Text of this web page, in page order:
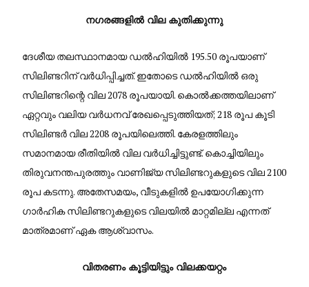
നഗരങ്ങളിൽ വില കുതിക്കുന്നു
ദേശീയ തലസ്ഥാനമായ ഡൽഹിയിൽ 195.50 രൂപയാണ്
സിലിണ്ടറിന് വർധിപ്പിച്ചത്. ഇതോടെ ഡൽഹിയിൽ ഒരു
സിലിണ്ടറിന്റെ വില 2078 രൂപയായി. കൊൽക്കത്തയിലാണ്
ഏറ്റവും വലിയ വർധനവ് രേഖപ്പെടുത്തിയത്; 218 രൂപ കൂടി
സിലിണ്ടർ വില 2208 രൂപയിലെത്തി. കേരളത്തിലും
സമാനമായ രീതിയിൽ വില വർധിച്ചിട്ടുണ്ട്. കൊച്ചിയിലും
തിരുവനന്തപുരത്തും വാണിജ്യ സിലിണ്ടറുകളുടെ വില 2100
രൂപ കടന്നു. അതേസമയം, വീടുകളിൽ ഉപയോഗിക്കുന്ന
ഗാർഹിക സിലിണ്ടറുകളുടെ വിലയിൽ മാറ്റമില്ല എന്നത്
മാത്രമാണ് ഏക ആശ്വാസം.
വിതരണം കൂട്ടിയിട്ടും വിലക്കയറ്റം